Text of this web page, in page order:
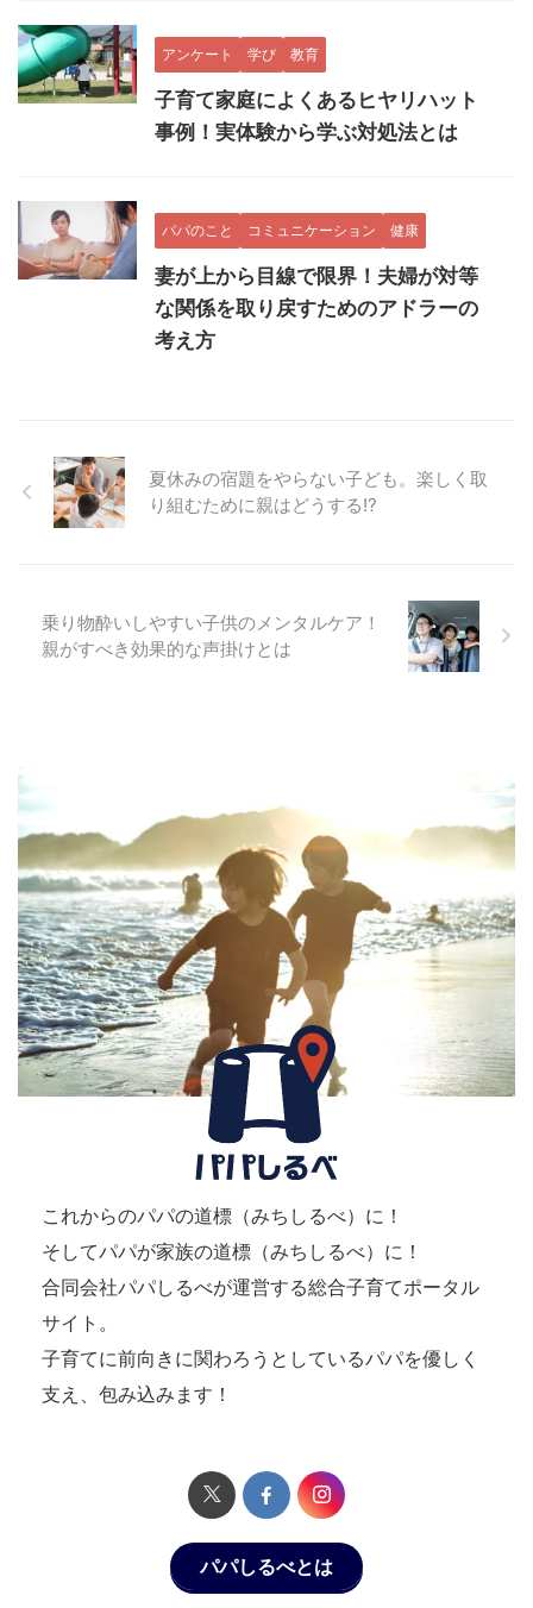
アンケート 学び 教育
子育て家庭によくあるヒヤリハット
事例！実体験から学ぶ対処法とは
パパのこと コミュニケーション 健康
妻が上から目線で限界！夫婦が対等
な関係を取り戻すためのアドラーの
考え方
夏休みの宿題をやらない子ども。楽しく取
り組むために親はどうする!?
乗り物酔いしやすい子供のメンタルケア！
親がすべき効果的な声掛けとは
これからのパパの道標（みちしるべ）に！
そしてパパが家族の道標（みちしるべ）に！
合同会社パパしるべが運営する総合子育てポータル
サイト。
子育てに前向きに関わろうとしているパパを優しく
支え、包み込みます！
パパしるべとは